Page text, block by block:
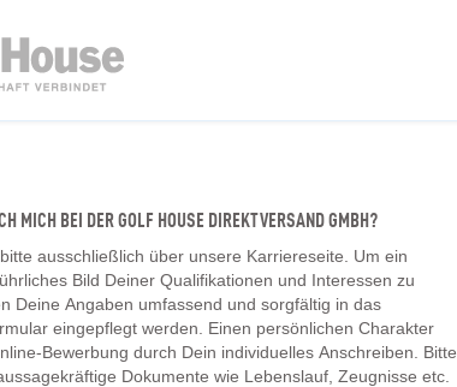
MICH BEI DER GOLF HOUSE DIREKTVERSAND GMBH?
ausschließlich über unsere Karriereseite. Um ein
Bild Deiner Qualifikationen und Interessen zu
Deine Angaben umfassend und sorgfältig in das
eingepflegt werden. Einen persönlichen Charakter
Bewerbung durch Dein individuelles Anschreiben. Bitte
Dokumente wie Lebenslauf, Zeugnisse etc.